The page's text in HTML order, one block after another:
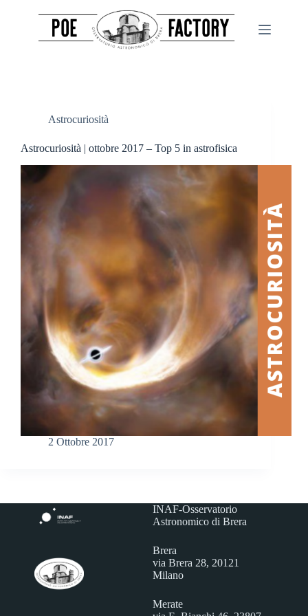
Astrocuriosità
Astrocuriosità | ottobre 2017 – Top 5 in astrofisica
2 Ottobre 2017
INAF-Osservatorio
Astronomico di Brera
Brera
via Brera 28, 20121
Milano
Merate